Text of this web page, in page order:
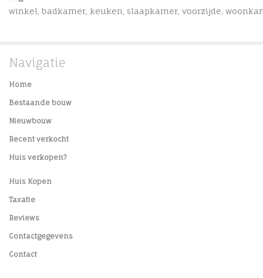
winkel badkamer keuken slaapkamer voorzijde
Navigatie
Home
Bestaande bouw
Nieuwbouw
Recent verkocht
Huis verkopen?
Huis Kopen
Taxatie
Reviews
Contactgegevens
Contact